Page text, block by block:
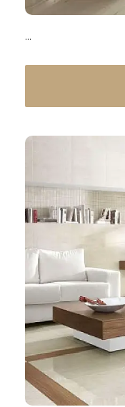
20.04.2026
...
Napisao/la:
Podne pločice
(2026)
14.04.2026